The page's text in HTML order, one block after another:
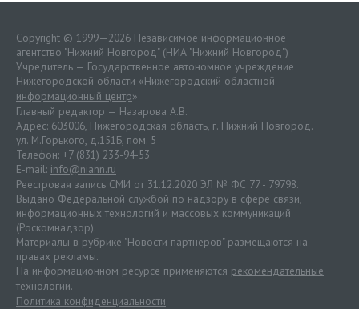
Copyright © 1999—2026 Независимое информационное
агентство "Нижний Новгород" (НИА "Нижний Новгород")
Учредитель — Государственное автономное учреждение
Нижегородской области «Нижегородский областной
информационный центр»
Главный редактор — Назарова А.В.
Адрес: 603006, Нижегородская область, г. Нижний Новгород.
ул. М.Горького, д.151Б, пом. 5
Телефон: +7 (831) 233-94-53
E-mail: info@niann.ru
Реестровая запись СМИ от 31.12.2020 ЭЛ № ФС 77 - 79798.
Выдано Федеральной службой по надзору в сфере связи,
информационных технологий и массовых коммуникаций
(Роскомнадзор).
Материалы в рубрике "Новости партнеров" размещаются на
правах рекламы.
На информационном ресурсе применяются рекомендательные
технологии.
Политика конфиденциальности